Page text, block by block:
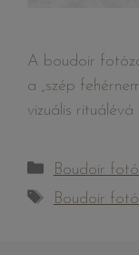
A boudoir
a „szép
vizuális rituálévá
Boudoir
Boudoir